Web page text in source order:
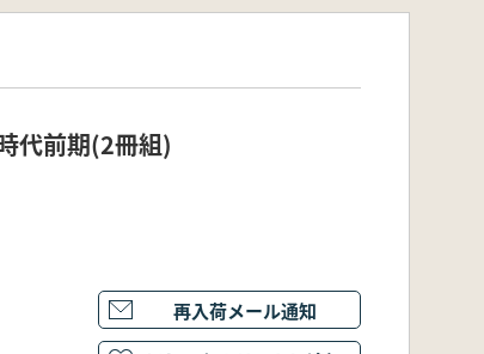
代前期(2冊組)
再入荷メール通知